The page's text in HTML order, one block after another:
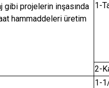
gibi projelerin inşasında
hammaddeleri üretim
1-
2-
1-